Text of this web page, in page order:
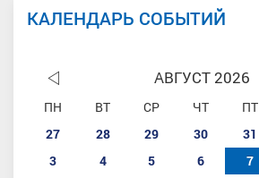
КАЛЕНДАРЬ СОБЫТИЙ
АВГУСТ 2026
ПН ВТ СР ЧТ ПТ
27
28 29 30 31
3
4 5 6 7